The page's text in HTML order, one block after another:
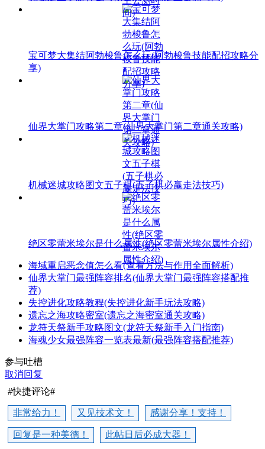
宝可梦大集结阿勃梭鲁怎么玩(阿勃梭鲁技能配招攻略分
享)
仙界大掌门攻略第二章(仙界大掌门第二章通关攻略)
机械迷城攻略图文五子棋(五子棋必赢走法技巧)
绝区零蕾米埃尔是什么属性(绝区零蕾米埃尔属性介绍)
海域重启恶念值怎么看(查看方法与作用全面解析)
仙界大掌门最强阵容排名(仙界大掌门最强阵容搭配推
荐)
失控进化攻略教程(失控进化新手玩法攻略)
遗忘之海攻略密室(遗忘之海密室通关攻略)
龙符天祭新手攻略图文(龙符天祭新手入门指南)
海魂少女最强阵容一览表最新(最强阵容搭配推荐)
参与吐槽
取消回复
#快捷评论#
非常给力！ 又见技术文！ 感谢分享！支持！
回复是一种美德！ 此帖日后必成大器！